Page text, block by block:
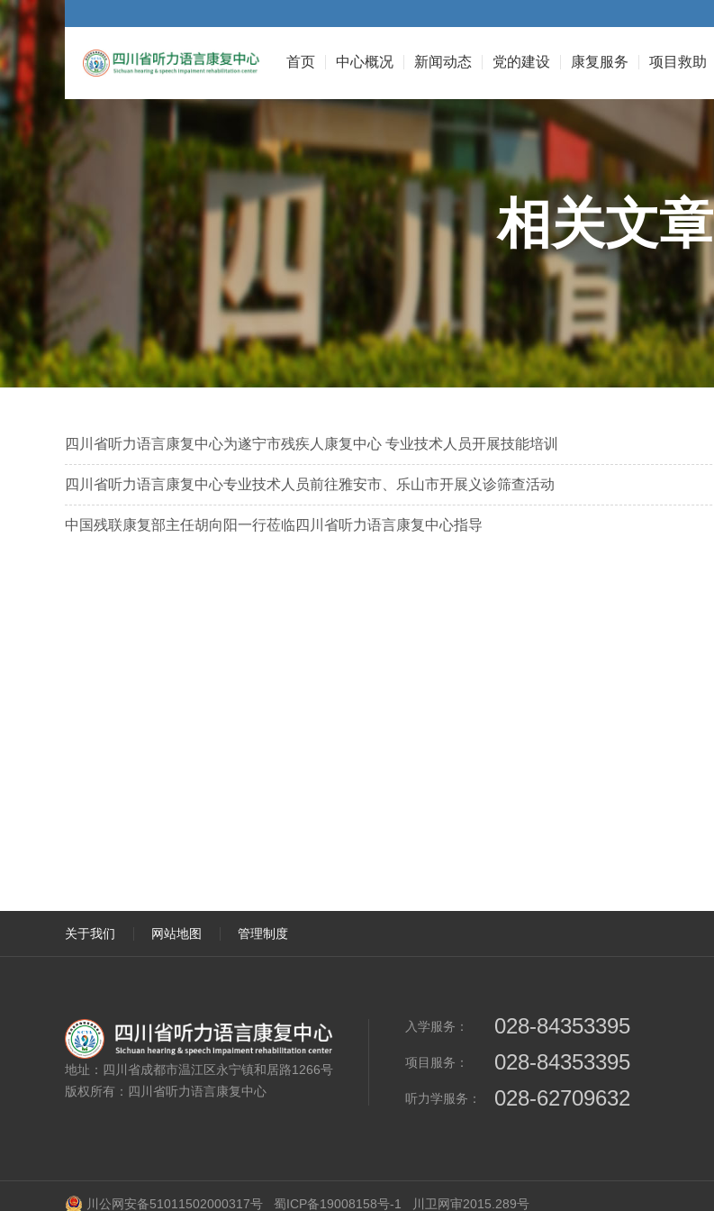
首页 中心概况 新闻动态 党的建设 康复服务 项目救助
相关文章
四川省听力语言康复中心为遂宁市残疾人康复中心 专业技术人员开展技能培训
四川省听力语言康复中心专业技术人员前往雅安市、乐山市开展义诊筛查活动
中国残联康复部主任胡向阳一行莅临四川省听力语言康复中心指导
关于我们 网站地图 管理制度
地址：四川省成都市温江区永宁镇和居路1266号
版权所有：四川省听力语言康复中心
入学服务： 028-84353395
项目服务： 028-84353395
听力学服务： 028-62709632
川公网安备51011502000317号 蜀ICP备19008158号-1 川卫网审2015.289号